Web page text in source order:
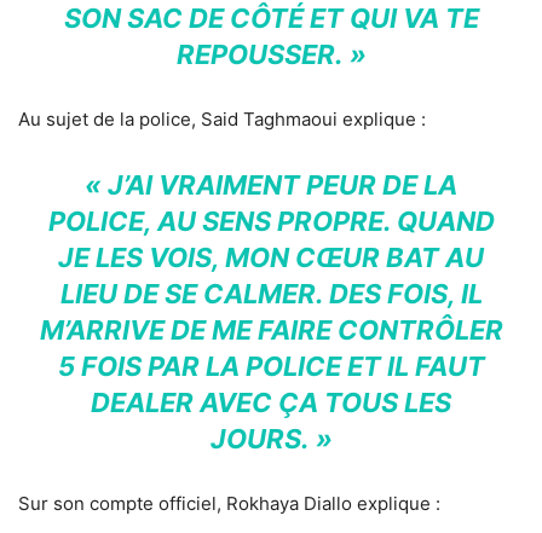
SON SAC DE CÔTÉ ET QUI VA TE
REPOUSSER. »
Au sujet de la police, Said Taghmaoui explique :
« J’AI VRAIMENT PEUR DE LA
POLICE, AU SENS PROPRE. QUAND
JE LES VOIS, MON CŒUR BAT AU
LIEU DE SE CALMER. DES FOIS, IL
M’ARRIVE DE ME FAIRE CONTRÔLER
5 FOIS PAR LA POLICE ET IL FAUT
DEALER AVEC ÇA TOUS LES
JOURS. »
Sur son compte officiel, Rokhaya Diallo explique :